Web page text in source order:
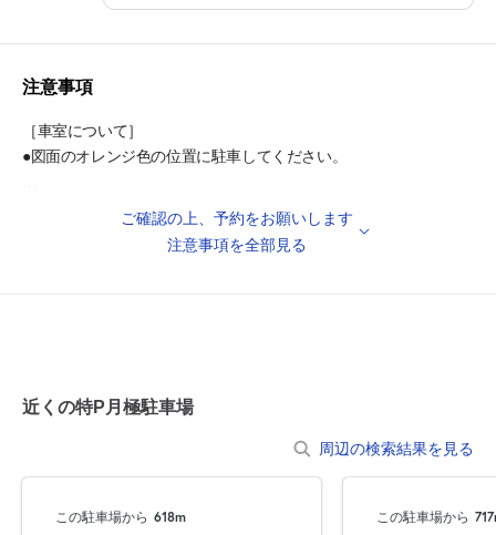
・大田区立東蒲小学校 徒歩10分
注意事項
［車室について］
●図面のオレンジ色の位置に駐車してください。
●表記の車室サイズは、駐車可能サイズではございません。
乗り降りのスペースをご考慮のうえ、ご予約ください。
●不正駐車との誤認防止のため、必ず予約を入れてから敷地内に入
●サイズ違いでの返金は承っておりませんので、あらかじめ車両サ
ご確認の上、予約をお願いします
注意事項を全部見る
近くの特P月極駐車場
周辺の検索結果を見る
この駐車場から 618m この駐車場から